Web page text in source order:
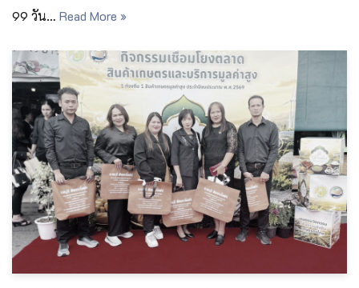
99 วัน… Read More »